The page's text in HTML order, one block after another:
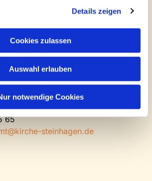
Details zeigen
Cookies zulassen
Auswahl erlauben
notwendige Cookies
9 - 12 Uhr
Vereinbarung
28
65
steinhagen.de